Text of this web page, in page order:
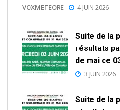
VOXMETEORE 4 JUIN 2026
Suite de la
résultats
de mai ce
3 JUIN 2026
Suite de la